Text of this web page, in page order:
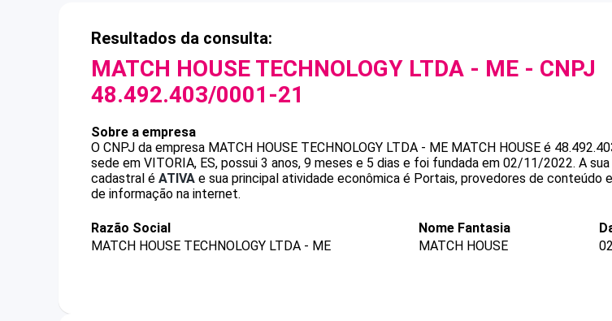
Resultados da consulta:
MATCH HOUSE TECHNOLOGY LTDA - ME - CNPJ
48.492.403/0001-21
Sobre a empresa
O CNPJ da empresa MATCH HOUSE TECHNOLOGY LTDA - ME MATCH HOUSE é
sede em VITORIA, ES, possui 3 anos, 9 meses e 5 dias e foi fundada em 02/11/2022. A
cadastral é ATIVA e sua principal atividade econômica é Portais, provedores de conteúdo
de informação na internet.
Razão Social
MATCH HOUSE TECHNOLOGY LTDA - ME
Nome Fantasia
MATCH HOUSE